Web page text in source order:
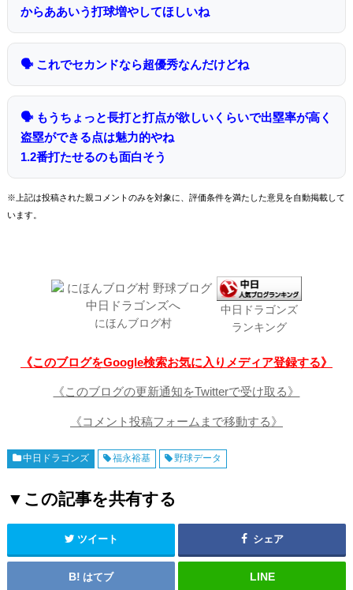
からああいう打球増やしてほしいね
🗣 これでセカンドなら超優秀なんだけどね
🗣 もうちょっと長打と打点が欲しいくらいで出塁率が高く
盗塁ができる点は魅力的やね
1.2番打たせるのも面白そう
※上記は投稿された親コメントのみを対象に、評価条件を満たした意見を自動掲載して
います。
にほんブログ村
中日ドラゴンズ
ランキング
《このブログをGoogle検索お気に入りメディア登録する》
《このブログの更新通知をTwitterで受け取る》
《コメント投稿フォームまで移動する》
中日ドラゴンズ 福永裕基 野球データ
▼この記事を共有する
ツイート シェア
はてブ